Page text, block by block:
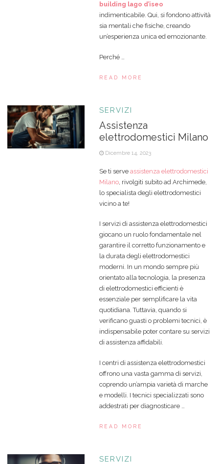
building lago d’iseo
indimenticabile. Qui, si fondono attività
sia mentali che fisiche, creando
un’esperienza unica ed emozionante.
Perché …
READ MORE
SERVIZI
Assistenza
elettrodomestici Milano
Dicembre 14, 2023
Se ti serveassistenza elettrodomestici
Milano , rivolgiti subito ad Archimede,
lo specialista degli elettrodomestici
vicino a te!
I servizi di assistenza elettrodomestici
giocano un ruolo fondamentale nel
garantire il corretto funzionamento e
la durata degli elettrodomestici
moderni. In un mondo sempre più
orientato alla tecnologia, la presenza
di elettrodomestici efficienti è
essenziale per semplificare la vita
quotidiana. Tuttavia, quando si
verificano guasti o problemi tecnici, è
indispensabile poter contare su servizi
di assistenza affidabili.
I centri di assistenza elettrodomestici
offrono una vasta gamma di servizi,
coprendo un’ampia varietà di marche
e modelli. I tecnici specializzati sono
addestrati per diagnosticare …
READ MORE
SERVIZI